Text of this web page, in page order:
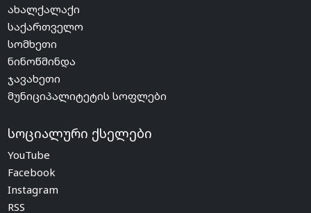
ახალქალაქი
საქართველო
სომხეთი
ნინოწმინდა
ჯავახეთი
მუნიციპალიტეტის სოფლები
სოციალური ქსელები
YouTube
Facebook
Instagram
RSS